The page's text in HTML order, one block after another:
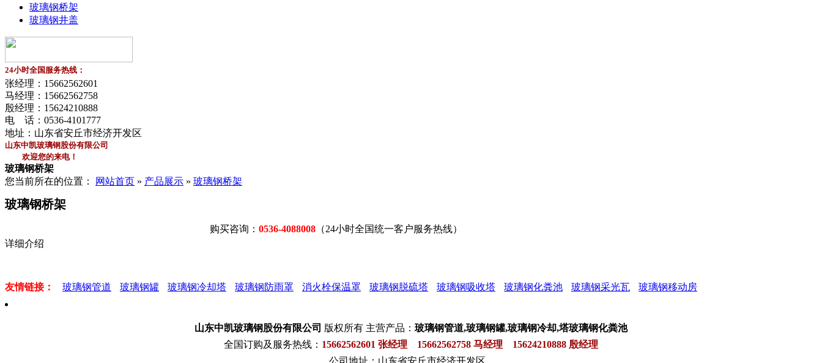
玻璃钢桥架
玻璃钢井盖
24小时全国服务热线：
张经理： 15662562601
马经理： 15662562758
殷经理： 15624210888
电 话： 0536-4101777
地址：山东省安丘市经济开发区
山东中凯玻璃钢股份有限公司
欢迎您的来电！
玻璃钢桥架
您当前所在的位置：
网站首页 » 产品展示 » 玻璃钢桥架
玻璃钢桥架
购买咨询： 0536-4088008 （24小时全国统一客户服务热线）
详细介绍
友情链接： 玻璃钢管道 玻璃钢罐 玻璃钢冷却塔 玻璃钢防雨罩 消火栓保温罩 玻璃钢脱硫塔 玻璃钢吸收塔 玻璃钢化粪池 玻璃钢采光瓦 玻璃钢移动房
山东中凯玻璃钢股份有限公司 版权所有 主营产品： 玻璃钢管道,玻璃钢罐,玻璃钢冷却,塔玻璃钢化粪池
全国订购及服务热线： 15662562601 张经理 15662562758 马经理 15624210888 殷经理
公司地址：山东省安丘市经济开发区